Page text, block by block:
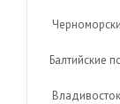
Балтийские